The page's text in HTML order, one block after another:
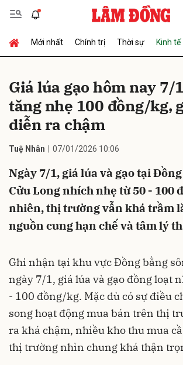
Mới nhất Chính trị Thời sự Kinh tế
Giá lúa gạo hôm nay 7/
tăng nhẹ 100 đồng/kg,
diễn ra chậm
Tuệ Nhân 07/01/2026 10:06
Ngày 7/1, giá lúa và gạo tại
Cửu Long nhích nhẹ từ 50 - 100
nhiên, thị trường vẫn khá trầm
nguồn cung hạn chế và tâm lý
Ghi nhận tại khu vực Đồng bằng
ngày 7/1, giá lúa và gạo đồng loạt
- 100 đồng/kg. Mặc dù có sự điều
song hoạt động mua bán trên thị
ra khá chậm, nhiều kho thu mua
thị trường nhìn chung khá thận
Gửi bình luận